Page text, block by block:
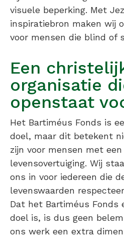
visuele beperking. Met
inspiratiebron maken wij
voor mensen die blind of
Een
organisatie
openstaat
Het Bartiméus Fonds is
doel, maar dit betekent
zijn voor mensen met
levensovertuiging. Wij
ons in voor iedereen die
levenswaarden
Dat het Bartiméus Fonds
doel is, is dus geen
ons werk een extra